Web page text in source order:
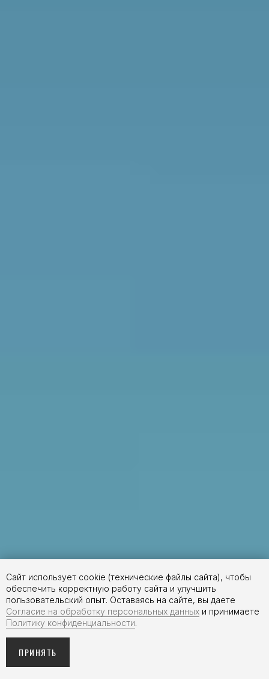
Сайт использует cookie (технические файлы сайта), чтобы
обеспечить корректную работу сайта и улучшить
пользовательский опыт. Оставаясь на сайте, вы даете
Согласие на обработку персональных данных и принимаете
Политику конфиденциальности.
ПРИНЯТЬ